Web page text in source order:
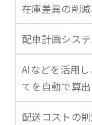
在庫差異の削
配車計画シス
AIなどを活用
てを自動で算
配送コストの